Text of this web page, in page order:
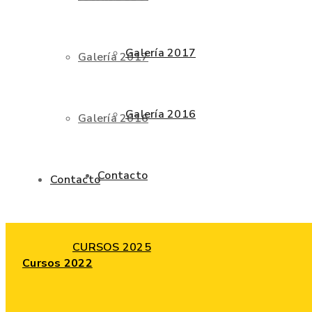
Galería 2017
Galería 2016
Contacto
Cursos 2022
Galería 2017
Galería 2016
Contacto
CURSOS 2025